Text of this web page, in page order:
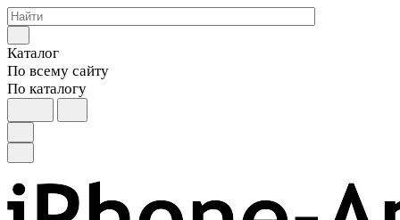
Каталог
По всему сайту
По каталогу